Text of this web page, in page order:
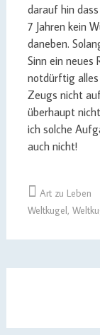
darauf hin
7 Jahren kein
daneben.
Sinn ein neues
notdürftig alles
Zeugs nicht
überhaupt
ich solche
auch nicht!
Art zu Leben
Weltkugel,